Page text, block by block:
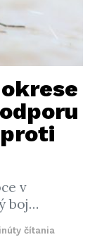
v
boj…
čítania